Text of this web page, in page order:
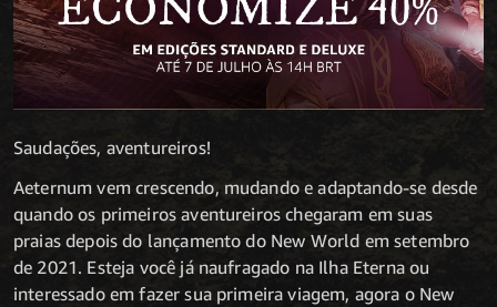
Saudações, aventureiros!
Aeternum vem crescendo, mudando e adaptando-se desde
quando os primeiros aventureiros chegaram em suas
praias depois do lançamento do New World em setembro
de 2021. Esteja você já naufragado na Ilha Eterna ou
interessado em fazer sua primeira viagem, agora o New